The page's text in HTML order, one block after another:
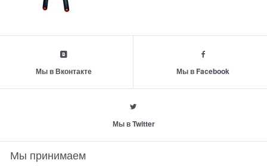
Мы в Вконтакте Мы в Facebook
Мы в Twitter
Мы принимаем